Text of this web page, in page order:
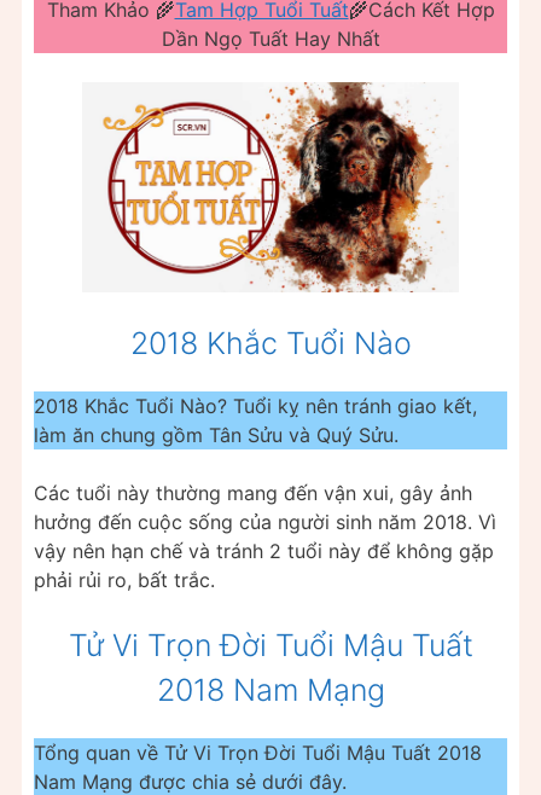
Tham Khảo 🌾Tam Hợp Tuổi Tuất🌾Cách Kết Hợp
Dần Ngọ Tuất Hay Nhất
2018 Khắc Tuổi Nào
2018 Khắc Tuổi Nào? Tuổi kỵ nên tránh giao kết,
làm ăn chung gồm Tân Sửu và Quý Sửu.
Các tuổi này thường mang đến vận xui, gây ảnh
hưởng đến cuộc sống của người sinh năm 2018. Vì
vậy nên hạn chế và tránh 2 tuổi này để không gặp
phải rủi ro, bất trắc.
Tử Vi Trọn Đời Tuổi Mậu Tuất
2018 Nam Mạng
Tổng quan về Tử Vi Trọn Đời Tuổi Mậu Tuất 2018
Nam Mạng được chia sẻ dưới đây.